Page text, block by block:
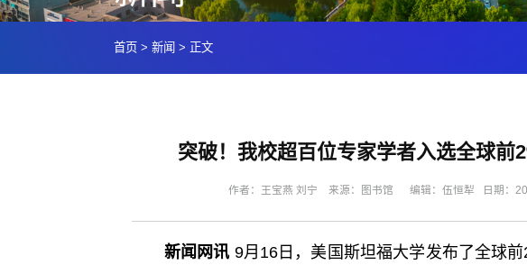
首页 > 新闻 > 正文
突破！我校超百位专家学者入选全球前
作者：王宝燕 刘宁 来源：图书馆 编辑：伍恒犁 日期：
新闻网讯 9月16日，美国斯坦福大学发布了全球